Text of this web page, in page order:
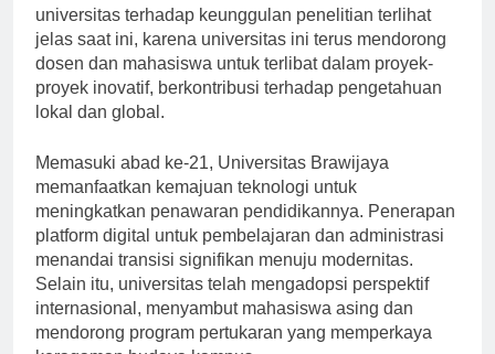
memfasilitasi kemajuan di berbagai bidang. Komitmen
universitas terhadap keunggulan penelitian terlihat
jelas saat ini, karena universitas ini terus mendorong
dosen dan mahasiswa untuk terlibat dalam proyek-
proyek inovatif, berkontribusi terhadap pengetahuan
Memasuki abad ke-21, Universitas Brawijaya
memanfaatkan kemajuan teknologi untuk
meningkatkan penawaran pendidikannya. Penerapan
platform digital untuk pembelajaran dan administrasi
menandai transisi signifikan menuju modernitas.
Selain itu, universitas telah mengadopsi perspektif
internasional, menyambut mahasiswa asing dan